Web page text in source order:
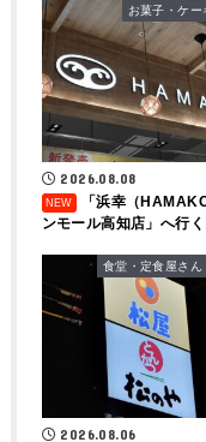
お菓子・ケー
2026.08.08
「浜幸（
ンモール高知店」へ行く
食堂・定食屋さん
2026.08.06